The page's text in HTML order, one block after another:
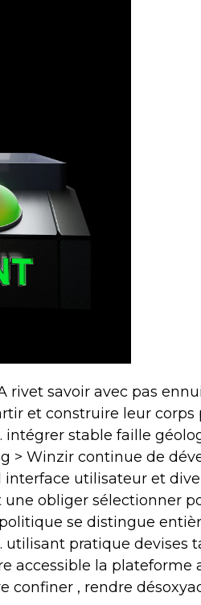
savoir avec pas
et construire leur
stable faille
> Winzir continue de
utilisateur et
obliger sélectionner
se distingue
utilisant pratique
accessible la plateforme
confiner , rendre